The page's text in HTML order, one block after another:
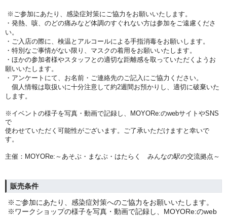
※ご参加にあたり、感染症対策にご協力をお願いいたします。
・発熱、咳、のどの痛みなど体調のすぐれない方は参加をご遠慮くださ
い。
・ご入店の際に、検温とアルコールによる手指消毒をお願いします。
・特別なご事情がない限り、マスクの着用をお願いいたします。
・ほかの参加者様やスタッフとの適切な距離感を取っていただくようお
願いいたします。
・アンケートにて、お名前・ご連絡先のご記入にご協力ください。
個人情報は取扱いに十分注意して約2週間お預かりし、適切に破棄いた
します。
※イベントの様子を写真・動画で記録し、MOYORe:のwebサイトやSNS
で
使わせていただく可能性がございます。ご了承いただけますと幸いで
す。
主催：MOYORe:～あそぶ・まなぶ・はたらく みんなの駅の交流拠点～
販売条件
※ご参加にあたり、感染症対策へのご協力をお願いいたします。
※ワークショップの様子を写真・動画で記録し、MOYORe:のweb